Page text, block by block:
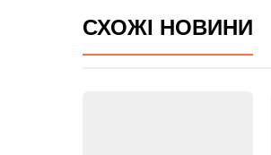
СХОЖІ НОВИНИ